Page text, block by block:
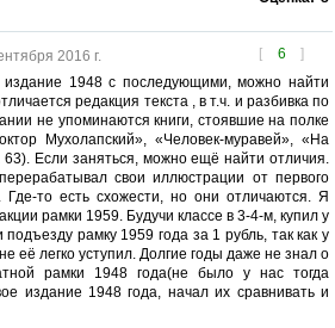
[ 6 ]
2016 г.
издание 1948 с последующими, можно найти
редакция текста , в т.ч. и разбивка по
не упоминаются книги, стоявшие на полке
Мухолапский», «Человек-муравей», «На
Если заняться, можно ещё найти отличия.
свои иллюстрации от первого
то есть схожести, но они отличаются. Я
рамки 1959. Будучи классе в 3-4-м, купил у
рамку 1959 года за 1 рубль, так как у
её легко уступил. Долгие годы даже не знал о
рамки 1948 года(не было у нас тогда
издание 1948 года, начал их сравнивать и